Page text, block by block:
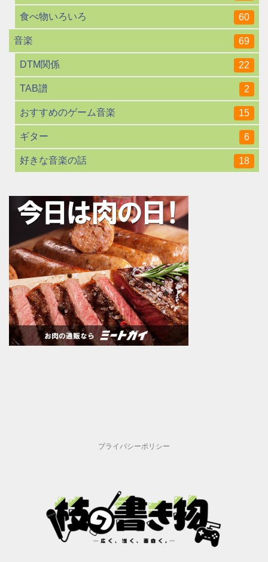
食べ物いろいろ 60
音楽 69
DTM関係 22
TAB譜 2
おすすめのゲーム音楽 15
ギター 6
好きな音楽の話 18
プライバシーポリシー